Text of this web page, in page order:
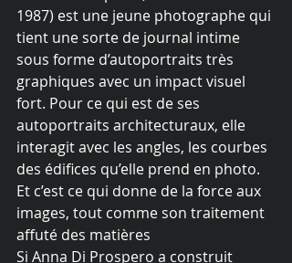
1987) est une jeune photographe qui
tient une sorte de journal intime
sous forme d’autoportraits très
graphiques avec un impact visuel
fort. Pour ce qui est de ses
autoportraits architecturaux, elle
interagit avec les angles, les courbes
des édifices qu’elle prend en photo.
Et c’est ce qui donne de la force aux
images, tout comme son traitement
affuté des matières
Si Anna Di Prospero a construit